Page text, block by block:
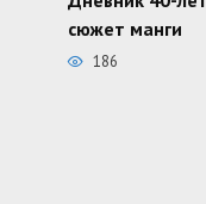
сюжет манги
186